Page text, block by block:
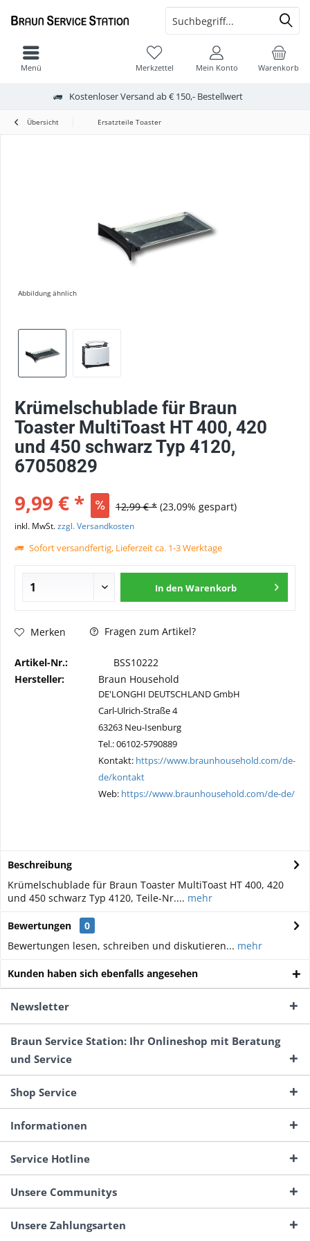
Kostenloser Versand ab € 150,- Bestellwert
Warenkorb
Merkzettel Mein Konto
Menü
Übersicht Ersatzteile Toaster
Abbildung ähnlich
Krümelschublade für Braun
Toaster MultiToast HT 400, 420
und 450 schwarz Typ 4120,
67050829
9,99 € * 12,99 € * (23,09% gespart)
inkl. MwSt.zzgl. Versandkosten
Sofort versandfertig, Lieferzeit ca. 1-3 Werktage
In den Warenkorb
Merken Fragen zum Artikel?
Artikel-Nr.:
BSS10222
Hersteller:
Braun Household
DE'LONGHI DEUTSCHLAND GmbH
Carl-Ulrich-Straße 4
63263 Neu-Isenburg
Tel.: 06102-5790889
Kontakt: https://www.braunhousehold.com/de-
de/kontakt
Web: https://www.braunhousehold.com/de-de/
Beschreibung
Krümelschublade für Braun Toaster MultiToast HT 400, 420
und 450 schwarz Typ 4120, Teile-Nr.... mehr
Bewertungen
0
Bewertungen lesen, schreiben und diskutieren... mehr
Kunden haben sich ebenfalls angesehen
Newsletter
Braun Service Station: Ihr Onlineshop mit Beratung
und Service
Shop Service
Informationen
Service Hotline
Unsere Communitys
Unsere Zahlungsarten